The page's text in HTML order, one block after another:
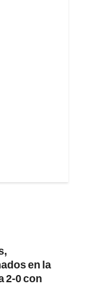
en la
2-0 con